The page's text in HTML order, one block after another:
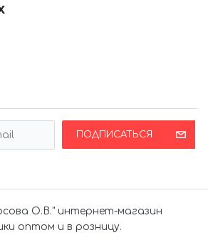
ПОДПИСАТЬСЯ
О.В." интернет-магазин
оптом и в розницу.